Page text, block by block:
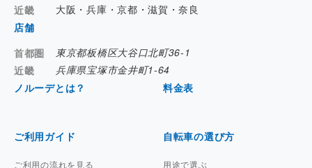
近畿
大阪・兵庫・京都・滋賀・奈良
店舗
首都圏
東京都板橋区大谷口北町36-1
近畿
兵庫県宝塚市金井町1-64
ノルーデとは？
料金表
ご利用ガイド
ご利用の流れを見る
自転車の選び方
用途で選ぶ